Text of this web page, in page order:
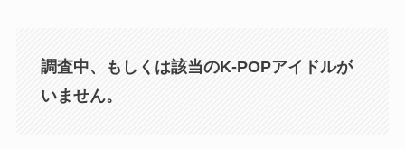
調査中、もしくは該当のK-POPアイドルが
いません。